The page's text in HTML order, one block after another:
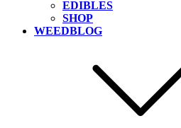
EDIBLES
SHOP
WEEDBLOG